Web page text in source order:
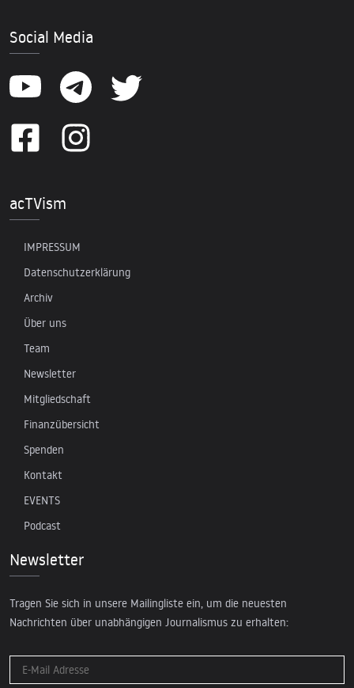
Social Media
acTVism
IMPRESSUM
Datenschutzerklärung
Archiv
Über uns
Team
Newsletter
Mitgliedschaft
Finanzübersicht
Spenden
Kontakt
EVENTS
Podcast
Newsletter
Tragen Sie sich in unsere Mailingliste ein, um die neuesten
Nachrichten über unabhängigen Journalismus zu erhalten: